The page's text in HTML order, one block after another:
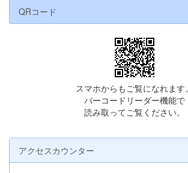
QRコード
スマホからもご覧になれます。
バーコードリーダー機能で
読み取ってご覧ください。
アクセスカウンター